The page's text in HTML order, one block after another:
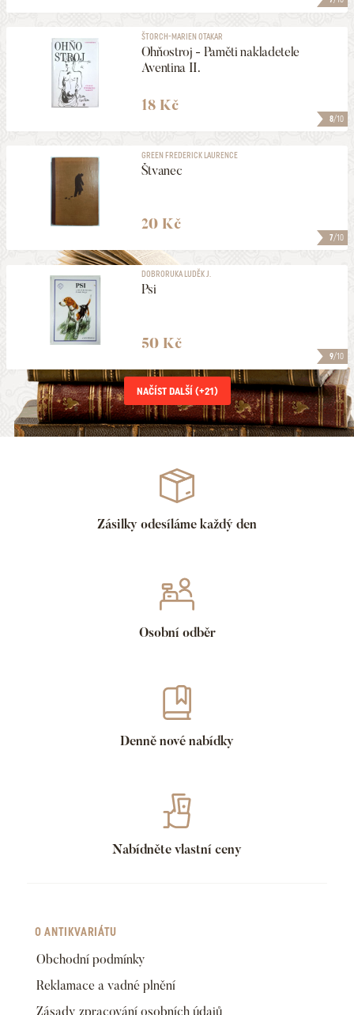
8/10
ŠTORCH-MARIEN OTAKAR
Ohňostroj - Paměti nakladetele
Aventina II.
18 Kč
7/10
GREEN FREDERICK LAURENCE
Štvanec
20 Kč
9/10
DOBRORUKA LUDĚK J.
Psi
50 Kč
NAČÍST DALŠÍ (+21)
Zásilky odesíláme každý den
Osobní odběr
Denně nové nabídky
Nabídněte vlastní ceny
O ANTIKVARIÁTU
Obchodní podmínky
Reklamace a vadné plnění
Zásady zpracování osobních údajů